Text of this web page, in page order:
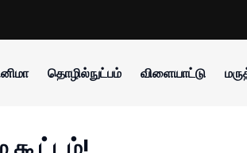
தொழில்நுட்பம் விளையாட்டு